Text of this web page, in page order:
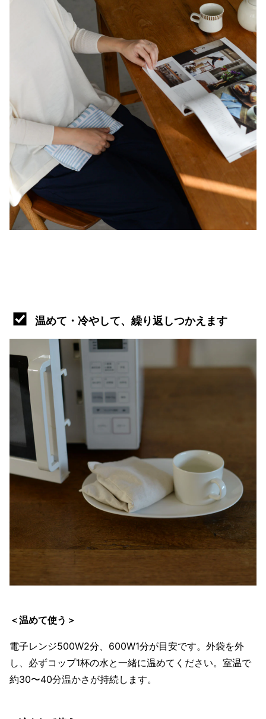
温めて・冷やして、繰り返しつかえます
＜温めて使う＞
電子レンジ500W2分、600W1分が目安です。外袋を外
し、必ずコップ1杯の水と一緒に温めてください。室温で
約30〜40分温かさが持続します。